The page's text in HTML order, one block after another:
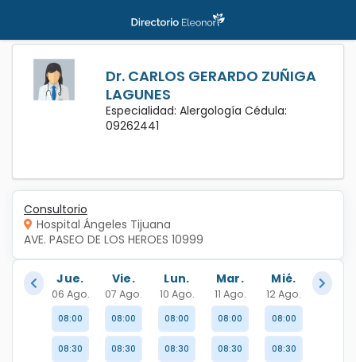
Dr. CARLOS GERARDO ZUÑIGA
LAGUNES
Especialidad: Alergología Cédula:
09262441
Consultorio
Hospital Ángeles Tijuana
AVE. PASEO DE LOS HEROES 10999
Jue.
06 Ago.
Vie.
07 Ago.
Lun.
10 Ago.
Mar.
11 Ago.
Mié.
12 Ago.
08:00
08:30
08:00
08:30
08:00
08:30
08:00
08:30
08:00
08:30